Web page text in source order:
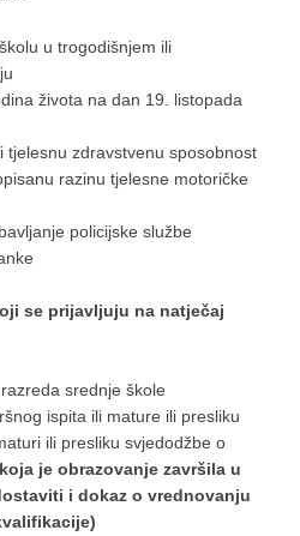
u trogodišnjem ili
života na dan 19. listopada
tjelesnu zdravstvenu sposobnost
razinu tjelesne motoričke
policijske službe
se prijavljuju na natječaj
srednje škole
ispita ili mature ili presliku
ili presliku svjedodžbe o
je obrazovanje završila u
i dokaz o vrednovanju